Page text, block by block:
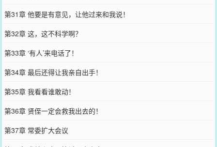
第31章 他要是有意见，让他过来和我说！
第32章 这，这不科学啊？
第33章 ‘有人’来电话了！
第34章 最后还得让我亲自出手！
第35章 我看看谁敢动！
第36章 贤侄一定会救我出去的！
第37章 常委扩大会议